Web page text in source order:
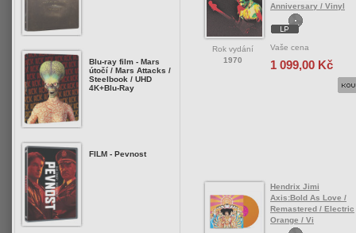
Rok vydání
1970
Anniversary / Vinyl
Vaše cena
1 099,00 Kč
Hendrix Jimi
Axis:Bold As Love /
Remastered / Electric
Orange / Vi
Blu-ray film - Mars
útočí / Mars Attacks /
Steelbook / UHD
4K+Blu-Ray
FILM - Pevnost